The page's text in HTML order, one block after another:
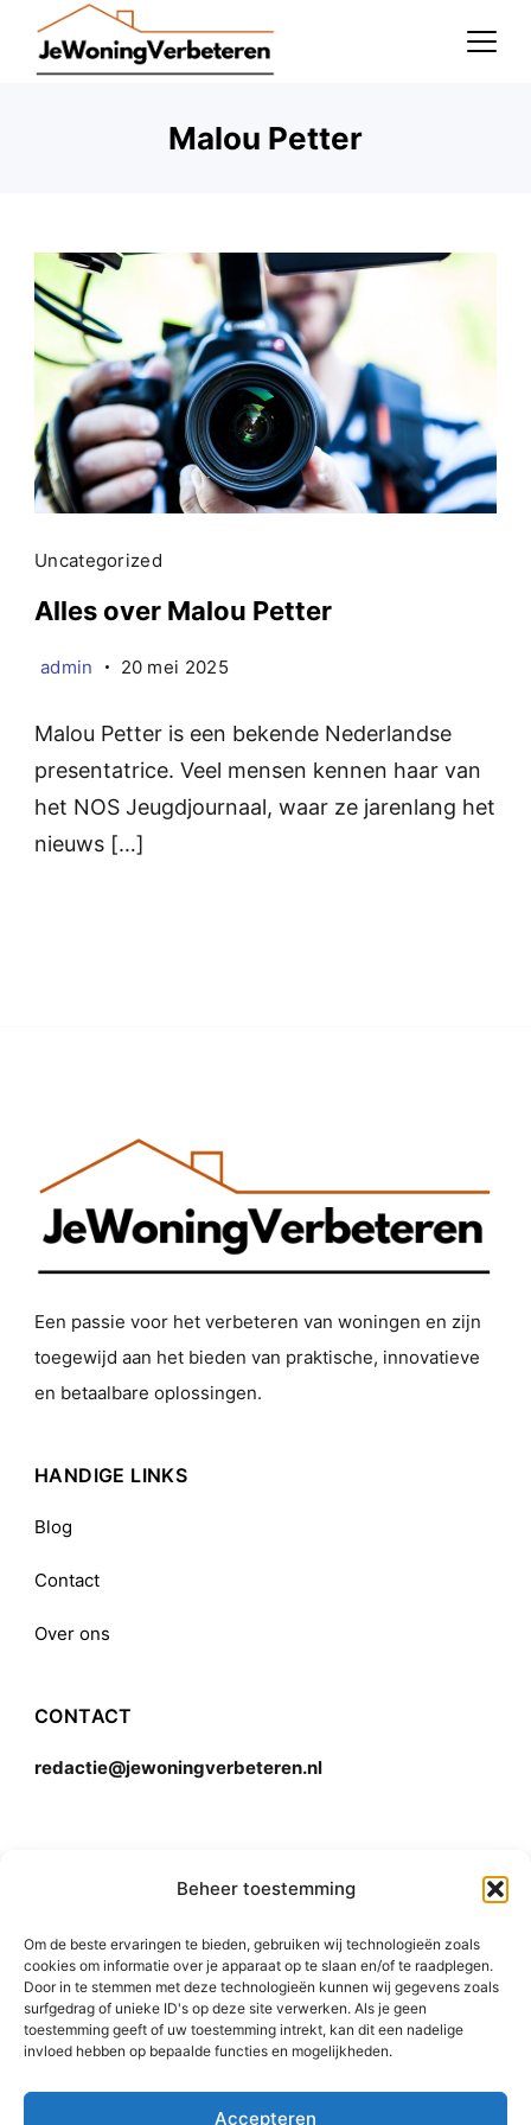
Beheer toestemming
Om de beste ervaringen te bieden, gebruiken wij technologieën zoals
cookies om informatie over je apparaat op te slaan en/of te raadplegen.
Door in te stemmen met deze technologieën kunnen wij gegevens zoals
surfgedrag of unieke ID's op deze site verwerken. Als je geen
toestemming geeft of uw toestemming intrekt, kan dit een nadelige
invloed hebben op bepaalde functies en mogelijkheden.
Accepteren
Malou Petter
Uncategorized
Alles over Malou Petter
admin 20 mei 2025
Malou Petter is een bekende Nederlandse
presentatrice. Veel mensen kennen haar van
het NOS Jeugdjournaal, waar ze jarenlang het
nieuws […]
Een passie voor het verbeteren van woningen en zijn
toegewijd aan het bieden van praktische, innovatieve
en betaalbare oplossingen.
HANDIGE LINKS
Blog
Contact
Over ons
CONTACT
redactie@jewoningverbeteren.nl
Disclaimer